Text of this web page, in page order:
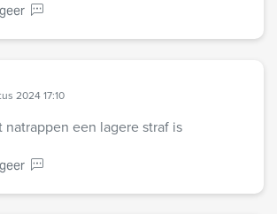
2024 17:10
natrappen een lagere straf is